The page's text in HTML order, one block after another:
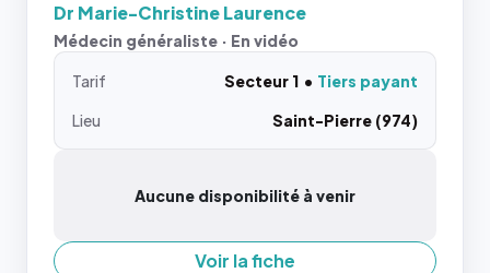
Dr Marie-Christine Laurence
Médecin généraliste · En vidéo
Tarif Secteur 1
Tiers payant
Lieu
Saint-Pierre (974)
Aucune disponibilité à venir
Voir la fiche